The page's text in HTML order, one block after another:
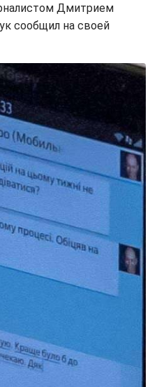
Дмитрием
сообщил на своей